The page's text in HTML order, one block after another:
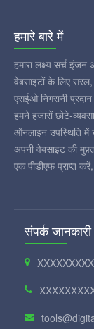
हमारे बारे में
हमारा लक्ष्य सर्च
वेबसाइटों के लिए
एसईओ निगरानी
हमने हजारों छोटे-
ऑनलाइन उपस्थिति
अपनी वेबसाइट की
एक पीडीएफ प्राप्त
संपर्क जानकारी